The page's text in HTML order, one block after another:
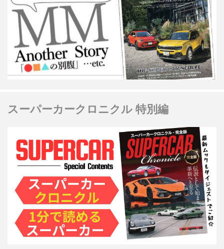
スーパーカークロニクル 特別編